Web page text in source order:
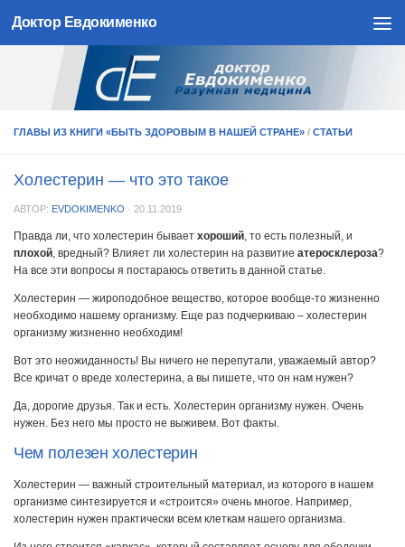
Skip to content
Доктор Евдокименко
ГЛАВЫ ИЗ КНИГИ «БЫТЬ ЗДОРОВЫМ В НАШЕЙ СТРАНЕ» / СТАТЬИ
Холестерин — что это такое
АВТОР: EVDOKIMENKO · 20.11.2019
Правда ли, что холестерин бывает хороший , то есть полезный, и
плохой , вредный? Влияет ли холестерин на развитие атеросклероза?
На все эти вопросы я постараюсь ответить в данной статье.
Холестерин — жироподобное вещество, которое вообще-то жизненно
необходимо нашему организму. Еще раз подчеркиваю – холестерин
организму жизненно необходим!
Вот это неожиданность! Вы ничего не перепутали, уважаемый автор?
Все кричат о вреде холестерина, а вы пишете, что он нам нужен?
Да, дорогие друзья. Так и есть. Холестерин организму нужен. Очень
нужен. Без него мы просто не выживем. Вот факты.
Чем полезен холестерин
Холестерин — важный строительный материал, из которого в нашем
организме синтезируется и «строится» очень многое. Например,
холестерин нужен практически всем клеткам нашего организма.